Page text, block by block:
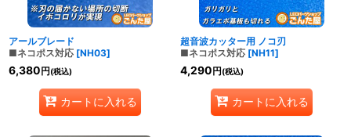
アールブレード
■ネコポス対応 [NH03]
6,380円(税込)
カートに入れる
超音波カッター用 ノコ刃
■ネコポス対応 [NH11]
4,290円(税込)
カートに入れる